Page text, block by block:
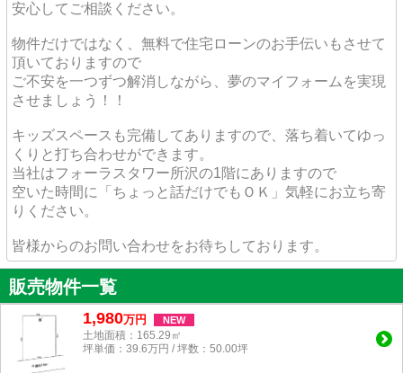
安心してご相談ください。
物件だけではなく、無料で住宅ローンのお手伝いもさせて
頂いておりますので
ご不安を一つずつ解消しながら、夢のマイフォームを実現
させましょう！！
キッズスペースも完備してありますので、落ち着いてゆっ
くりと打ち合わせができます。
当社はフォーラスタワー所沢の1階にありますので
空いた時間に「ちょっと話だけでもＯＫ」気軽にお立ち寄
りください。
皆様からのお問い合わせをお待ちしております。
販売物件一覧
1,980万円 NEW
土地面積：165.29㎡
坪単価：39.6万円 / 坪数：50.00坪